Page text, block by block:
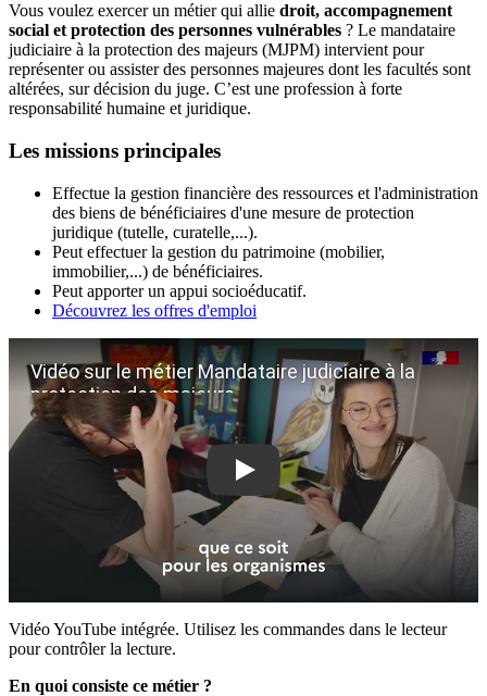
Vous voulez exercer un métier qui allie droit, accompagnement
social et protection des personnes vulnérables ? Le mandataire
judiciaire à la protection des majeurs (MJPM) intervient pour
représenter ou assister des personnes majeures dont les facultés sont
altérées, sur décision du juge. C’est une profession à forte
responsabilité humaine et juridique.
Les missions principales
Effectue la gestion financière des ressources et l'administration
des biens de bénéficiaires d'une mesure de protection
juridique (tutelle, curatelle,...).
Peut effectuer la gestion du patrimoine (mobilier,
immobilier,...) de bénéficiaires.
Peut apporter un appui socioéducatif.
Découvrez les offres d'emploi
Vidéo sur le métier Mandataire judiciaire à la
protection des majeurs
Vidéo YouTube intégrée. Utilisez les commandes dans le lecteur
pour contrôler la lecture.
En quoi consiste ce métier ?